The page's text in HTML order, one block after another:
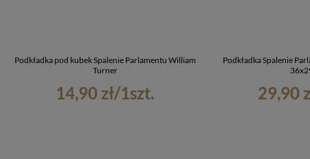
Podkładka pod kubek Spalenie Parlamentu William
Turner
14,90 zł/1szt.
Podkładka Spalenie
29,90